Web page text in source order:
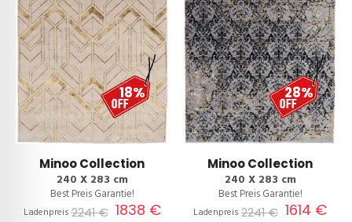
18%
Minoo Collection
240 X 283 cm
Best Preis Garantie!
Ladenpreis2241 € 1838 €
28%
Minoo Collection
240 X 283 cm
Best Preis Garantie!
Ladenpreis 2241 € 1614 €